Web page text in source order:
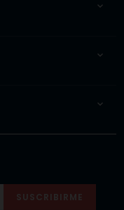



SUSCRIBIRME